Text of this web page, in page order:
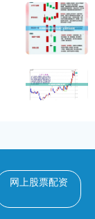
网上股票配资